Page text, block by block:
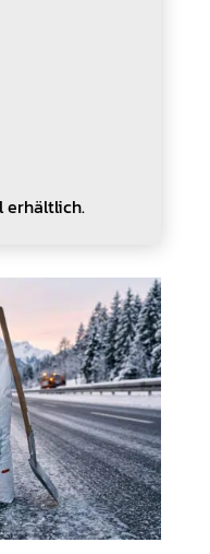
erhältlich.